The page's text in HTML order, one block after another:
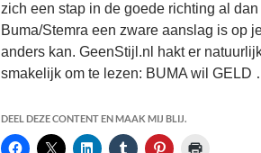
zich een stap in de goede richting al
Buma/Stemra een zware aanslag is op
anders kan. GeenStijl.nl hakt er
smakelijk om te lezen: BUMA wil GELD
DEEL DEZE CONTENT EN MAAK MIJ BLIJ.